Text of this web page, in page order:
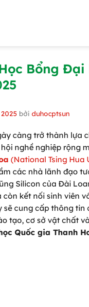
Bổng
bởi duhocptsun
càng trở thành lựa
nghề nghiệp rộng
(National Tsing Hua
các nhà lãnh đạo
Silicon của Đài
kết nối sinh viên
sẽ cung cấp thông tin
tạo, cơ sở vật chất
Quốc gia Thanh